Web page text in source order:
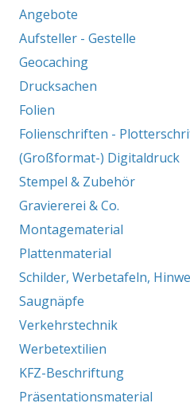
Angebote
Aufsteller - Gestelle
Geocaching
Drucksachen
Folien
Folienschriften -
(Großformat-) Digitaldruck
Stempel & Zubehör
Graviererei & Co.
Montagematerial
Plattenmaterial
Schilder, Werbetafeln,
Saugnäpfe
Verkehrstechnik
Werbetextilien
KFZ-Beschriftung
Präsentationsmaterial